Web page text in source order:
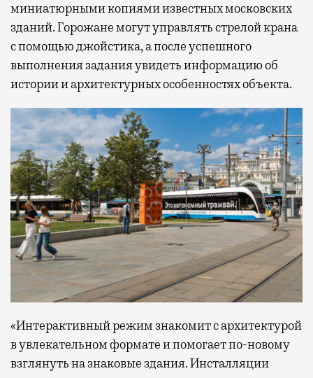
миниатюрными копиями известных московских
зданий. Горожане могут управлять стрелой крана
с помощью джойстика, а после успешного
выполнения задания увидеть информацию об
истории и архитектурных особенностях объекта.
«Интерактивный режим знакомит с архитектурой
в увлекательном формате и помогает по-новому
взглянуть на знаковые здания. Инсталляции